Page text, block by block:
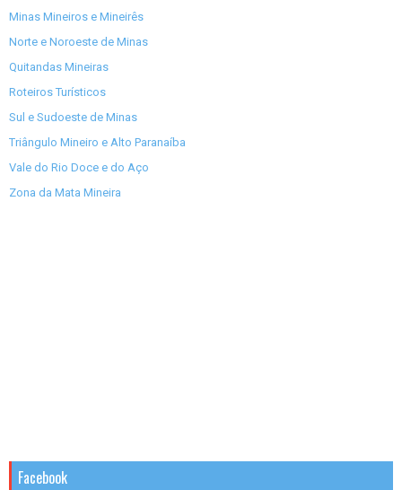
Minas Mineiros e Mineirês
Norte e Noroeste de Minas
Quitandas Mineiras
Roteiros Turísticos
Sul e Sudoeste de Minas
Triângulo Mineiro e Alto Paranaíba
Vale do Rio Doce e do Aço
Zona da Mata Mineira
Facebook